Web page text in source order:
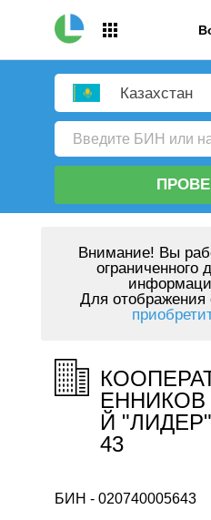
Казахстан
Внимание! Вы
ограниченного
Для
Й
43
БИН - 020740005643